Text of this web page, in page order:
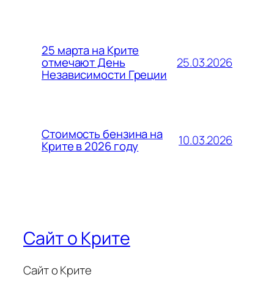
25 марта на Крите
отмечают День
Независимости Греции
25.03.2026
Стоимость бензина на
Крите в 2026 году 10.03.2026
Сайт о Крите
Сайт о Крите